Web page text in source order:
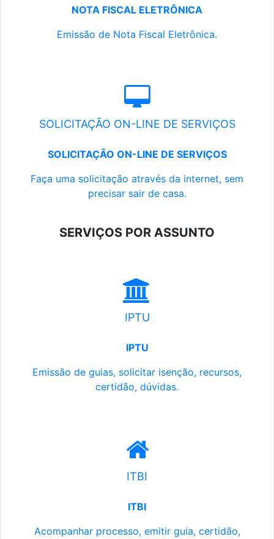
NOTA FISCAL ELETRÔNICA
Emissão de Nota Fiscal Eletrônica.
SOLICITAÇÃO ON-LINE DE SERVIÇOS
SOLICITAÇÃO ON-LINE DE SERVIÇOS
Faça uma solicitação através da internet, sem
precisar sair de casa.
SERVIÇOS POR ASSUNTO
IPTU
IPTU
Emissão de guias, solicitar isenção, recursos,
certidão, dúvidas.
ITBI
ITBI
Acompanhar processo, emitir guia, certidão,